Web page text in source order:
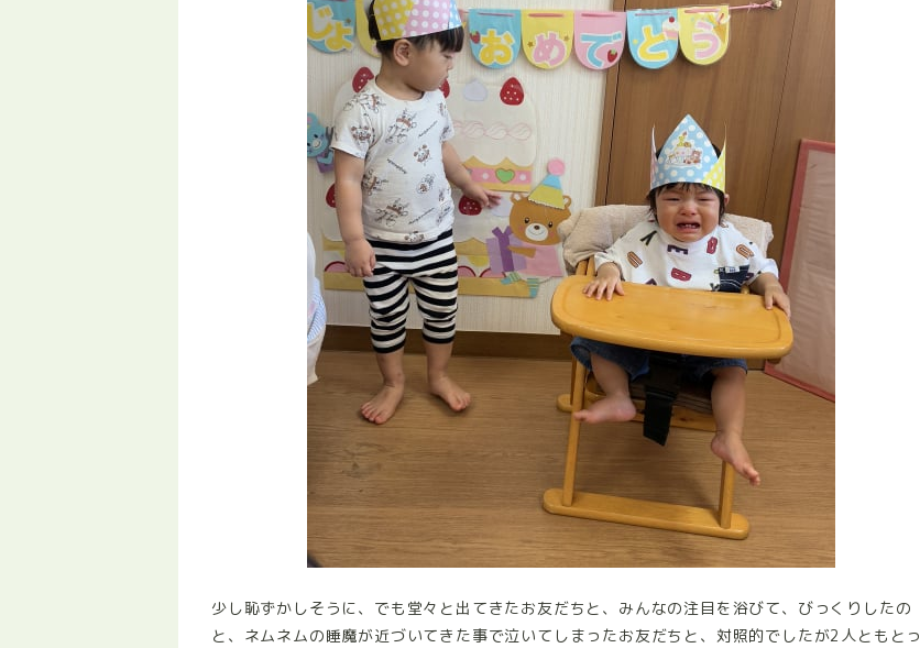
少し恥ずかしそうに、でも堂々と出てきたお友だちと、みんなの注目を浴びて、びっくりしたの
と、ネムネムの睡魔が近づいてきた事で泣いてしまったお友だちと、対照的でしたが2人ともとっ